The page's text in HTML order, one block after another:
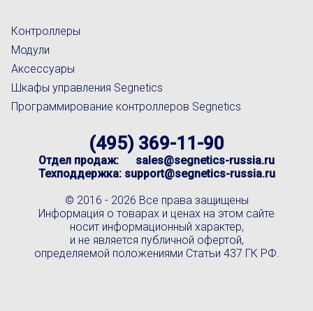
Контроллеры
Модули
Аксессуары
Шкафы управления Segnetics
Программирование контроллеров Segnetics
(495) 369-11-90
Отдел продаж: sales@segnetics-russia.ru
Техподдержка: support@segnetics-russia.ru
© 2016 - 2026 Все права защищены
Информация о товарах и ценах на этом сайте
носит информационный характер,
и не является публичной офертой,
определяемой положениями Статьи 437 ГК РФ.